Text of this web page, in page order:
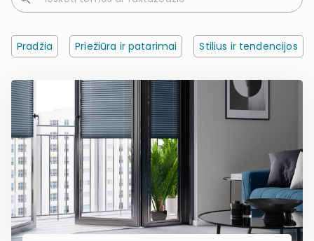
Pradžia Priežiūra ir patarimai Stilius ir tendencijos